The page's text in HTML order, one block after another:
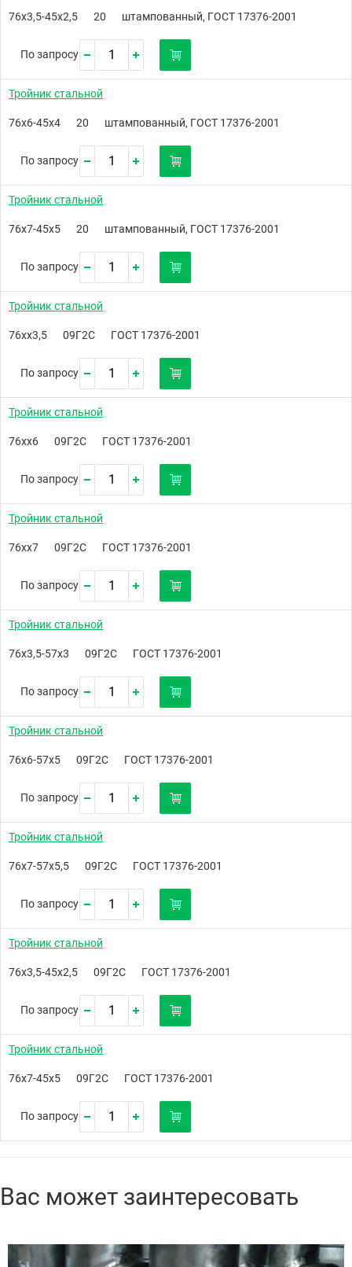
76х3,5-45х2,5 20 штампованный, ГОСТ 17376-2001
По запросу
Тройник стальной
76х6-45х4 20 штампованный, ГОСТ 17376-2001
По запросу
Тройник стальной
76х7-45х5 20 штампованный, ГОСТ 17376-2001
По запросу
Тройник стальной
76хх3,5 09Г2С ГОСТ 17376-2001
По запросу
Тройник стальной
76хх6 09Г2С ГОСТ 17376-2001
По запросу
Тройник стальной
76хх7 09Г2С ГОСТ 17376-2001
По запросу
Тройник стальной
76х3,5-57х3 09Г2С ГОСТ 17376-2001
По запросу
Тройник стальной
76х6-57х5 09Г2С ГОСТ 17376-2001
По запросу
Тройник стальной
76х7-57х5,5 09Г2С ГОСТ 17376-2001
По запросу
Тройник стальной
76х3,5-45х2,5 09Г2С ГОСТ 17376-2001
По запросу
Тройник стальной
76х7-45х5 09Г2С ГОСТ 17376-2001
По запросу
Вас может заинтересовать